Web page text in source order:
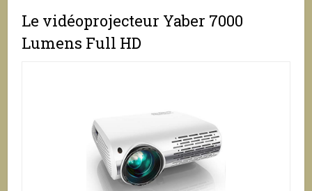
Le vidéoprojecteur Yaber 7000
Lumens Full HD